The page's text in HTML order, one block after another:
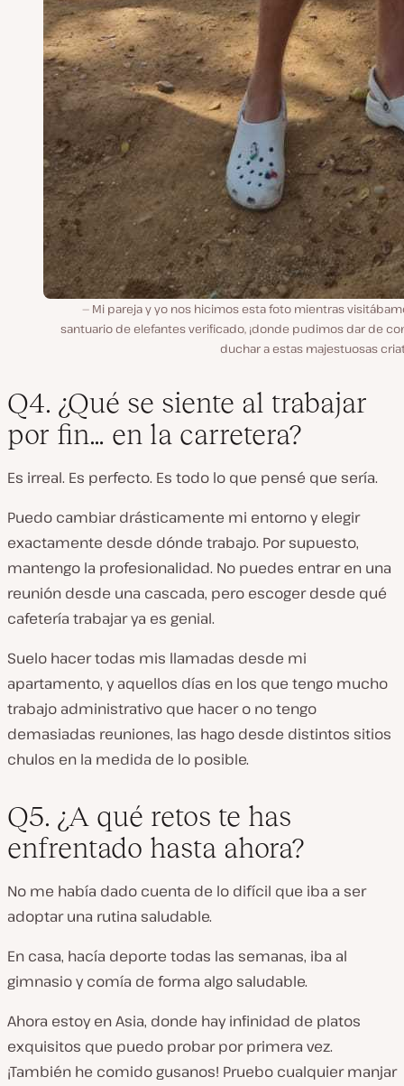
Mi pareja y yo nos hicimos esta foto mientras
santuario de elefantes verificado, ¡donde pudimos dar de
duchar a estas majestuosas
Q4. ¿Qué se siente al trabajar
por fin… en la carretera?
Es irreal. Es perfecto. Es todo lo que pensé que sería.
Puedo cambiar drásticamente mi entorno y elegir
exactamente desde dónde trabajo. Por supuesto,
mantengo la profesionalidad. No puedes entrar en una
reunión desde una cascada, pero escoger desde qué
cafetería trabajar ya es genial.
Suelo hacer todas mis llamadas desde mi
apartamento, y aquellos días en los que tengo mucho
trabajo administrativo que hacer o no tengo
demasiadas reuniones, las hago desde distintos sitios
chulos en la medida de lo posible.
Q5. ¿A qué retos te has
enfrentado hasta ahora?
No me había dado cuenta de lo difícil que iba a ser
adoptar una rutina saludable.
En casa, hacía deporte todas las semanas, iba al
gimnasio y comía de forma algo saludable.
Ahora estoy en Asia, donde hay infinidad de platos
exquisitos que puedo probar por primera vez.
¡También he comido gusanos! Pruebo cualquier manjar